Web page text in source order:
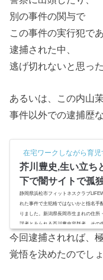
別の事件の関与で
この事件の実行犯で
逮捕された中、
逃げ切れないと思っ
あるいは、この内山
事件以外での逮捕歴
在宅ワークしながら育
芥川豊史,生い立ち
下で闇サイトで孤
静岡県浜松市フィットネスクラブ
れた事件で主犯格ではないかと指名手
りました。新潟県長岡市生まれの住所
謀者とみられる芥川豊史容疑者。その
gle = window.adsbygoogle || ).push({});
逮捕されま...
今回逮捕されれば、
覚悟を決めたのでしょ